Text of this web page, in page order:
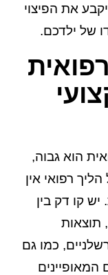
את הפיצוי
של ילדכם.
הוא גבוה,
רפואי אין
קו דק בין
תוצאות
כמו גם